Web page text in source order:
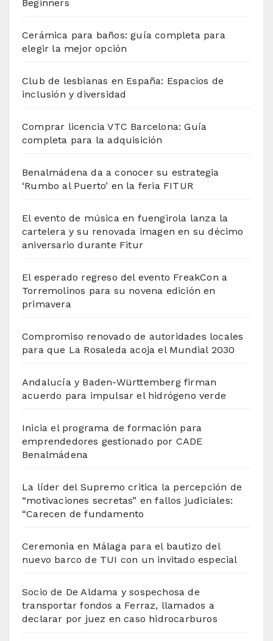
Beginners
Cerámica para baños: guía completa para
elegir la mejor opción
Club de lesbianas en España: Espacios de
inclusión y diversidad
Comprar licencia VTC Barcelona: Guía
completa para la adquisición
Benalmádena da a conocer su estrategia
‘Rumbo al Puerto’ en la feria FITUR
El evento de música en fuengirola lanza la
cartelera y su renovada imagen en su décimo
aniversario durante Fitur
El esperado regreso del evento FreakCon a
Torremolinos para su novena edición en
primavera
Compromiso renovado de autoridades locales
para que La Rosaleda acoja el Mundial 2030
Andalucía y Baden-Württemberg firman
acuerdo para impulsar el hidrógeno verde
Inicia el programa de formación para
emprendedores gestionado por CADE
Benalmádena
La líder del Supremo critica la percepción de
“motivaciones secretas” en fallos judiciales:
“Carecen de fundamento
Ceremonia en Málaga para el bautizo del
nuevo barco de TUI con un invitado especial
Socio de De Aldama y sospechosa de
transportar fondos a Ferraz, llamados a
declarar por juez en caso hidrocarburos